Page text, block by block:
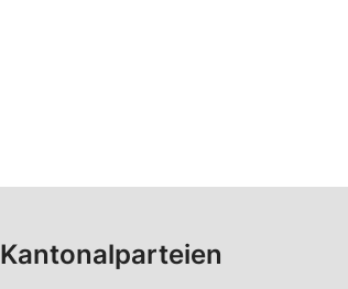
Kantonalparteien